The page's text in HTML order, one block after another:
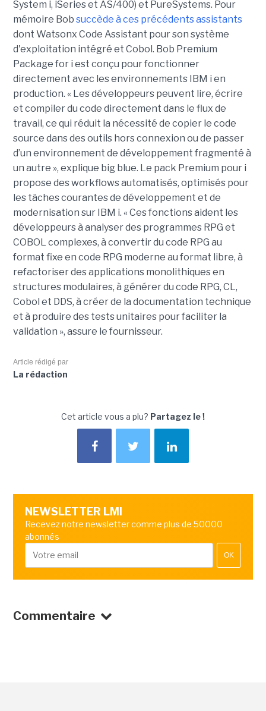
System i, iSeries et AS/400) et PureSystems. Pour
mémoire Bob succède à ces précédents assistants
dont Watsonx Code Assistant pour son système
d'exploitation intégré et Cobol. Bob Premium
Package for i est conçu pour fonctionner
directement avec les environnements IBM i en
production. « Les développeurs peuvent lire, écrire
et compiler du code directement dans le flux de
travail, ce qui réduit la nécessité de copier le code
source dans des outils hors connexion ou de passer
d’un environnement de développement fragmenté à
un autre », explique big blue. Le pack Premium pour i
propose des workflows automatisés, optimisés pour
les tâches courantes de développement et de
modernisation sur IBM i. « Ces fonctions aident les
développeurs à analyser des programmes RPG et
COBOL complexes, à convertir du code RPG au
format fixe en code RPG moderne au format libre, à
refactoriser des applications monolithiques en
structures modulaires, à générer du code RPG, CL,
Cobol et DDS, à créer de la documentation technique
et à produire des tests unitaires pour faciliter la
validation », assure le fournisseur.
Article rédigé par
La rédaction
Cet article vous a plu? Partagez le !
NEWSLETTER LMI
Recevez notre newsletter comme plus de 50000
abonnés
OK
Commentaire